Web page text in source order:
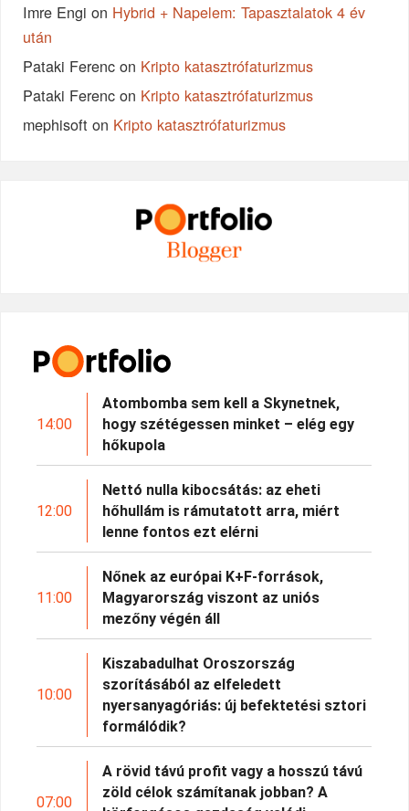
Imre Engi on Hybrid + Napelem: Tapasztalatok 4 év
után
Pataki Ferenc on Kripto katasztrófaturizmus
Pataki Ferenc on Kripto katasztrófaturizmus
mephisoft on Kripto katasztrófaturizmus
14:00
Atombomba sem kell a Skynetnek,
hogy szétégessen minket – elég egy
hőkupola
12:00
Nettó nulla kibocsátás: az eheti
hőhullám is rámutatott arra, miért
lenne fontos ezt elérni
11:00
Nőnek az európai K+F-források,
Magyarország viszont az uniós
mezőny végén áll
10:00
Kiszabadulhat Oroszország
szorításából az elfeledett
nyersanyagóriás: új befektetési sztori
formálódik?
07:00
A rövid távú profit vagy a hosszú távú
zöld célok számítanak jobban? A